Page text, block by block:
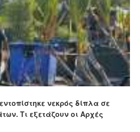
νεκρός δίπλα σε
Τι εξετάζουν οι Αρχές